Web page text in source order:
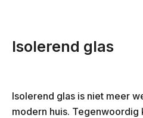
Isolerend glas
Isolerend glas is niet meer
modern huis. Tegenwoordig